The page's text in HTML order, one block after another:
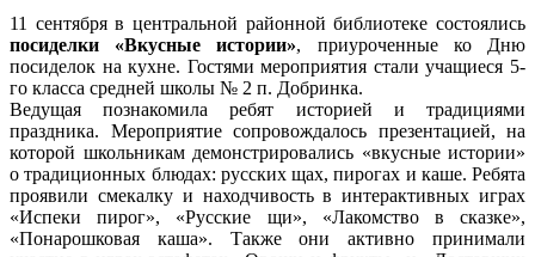
11 сентября в центральной районной библиотеке состоялись
посиделки «Вкусные истории», приуроченные ко Дню
посиделок на кухне. Гостями мероприятия стали учащиеся 5-
го класса средней школы № 2 п. Добринка.
Ведущая познакомила ребят историей и традициями
праздника. Мероприятие сопровождалось презентацией, на
которой школьникам демонстрировались «вкусные истории»
о традиционных блюдах: русских щах, пирогах и каше. Ребята
проявили смекалку и находчивость в интерактивных играх
«Испеки пирог», «Русские щи», «Лакомство в сказке»,
«Понарошковая каша». Также они активно принимали